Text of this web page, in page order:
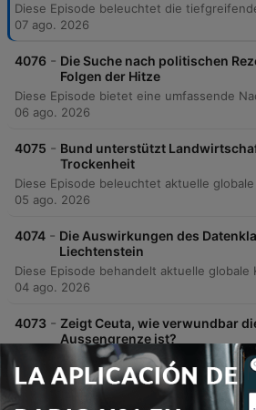
07 ago. 2026
4076 - Die Suche nach politischen
Folgen der Hitze
06 ago. 2026
4075 - Bund unterstützt
Trockenheit
05 ago. 2026
4074 - Die Auswirkungen des
Liechtenstein
04 ago. 2026
4073 - Zeigt Ceuta, wie verwundbar
Aussengrenze ist?
03 ago. 2026